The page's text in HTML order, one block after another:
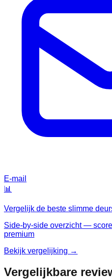
E-mail
📊
Vergelijk de beste slimme
Side-by-side overzicht —
premium
Bekijk vergelijking →
Vergelijkbare